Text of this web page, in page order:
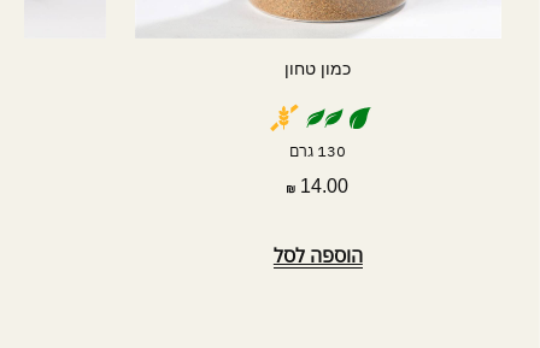
כמון טחון
130 גרם
14.00
הוספה לסל